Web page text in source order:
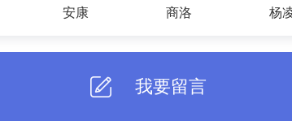
安康 商洛 杨
我要留言